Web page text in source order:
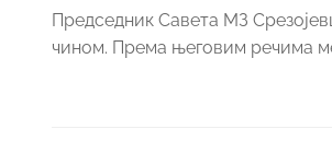
Председник Савета МЗ
чином. Према његовим речима